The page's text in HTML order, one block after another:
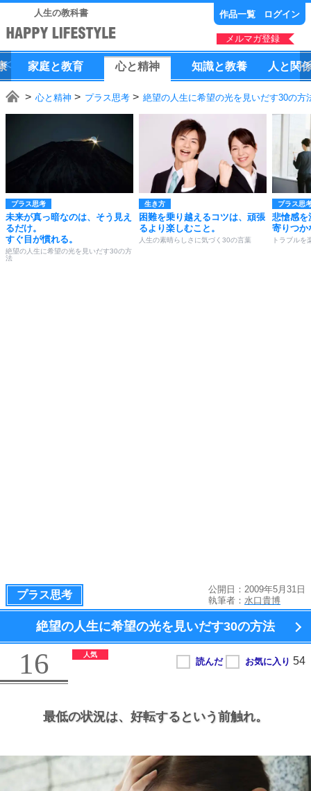
人生の教科書 作品一覧 ログイン
メルマガ登録
家庭と教育 心と精神 知識と教養 人 と 関
心と精神 プラス思考 絶望の人生に希望の光を見いだす30の方
プラス思考
未来が真っ暗なのは、そう見え
るだけ。
すぐ目が慣れる。
絶望の人生に希望の光を見いだす30の方
法
生き方
困難を乗り越えるコツは、頑張
るより楽しむこと。
人生の素晴らしさに気づく30の言葉
プラス思
悲愴感を
寄りつか
トラブルを
プラス思考
公開日：2009年5月31日
執筆者： 水口貴博
絶望の人生に希望の光を見いだす30の方法
16
最低の状況は、 好転するという前触れ。